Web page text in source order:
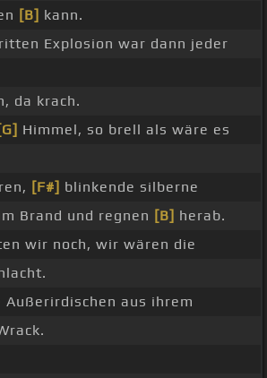
[B] kann.
Explosion war dann jeder
da krach.
[G] Himmel, so brell als wäre es
[F#] blinkende silberne
Brand und regnen [B] herab.
wir noch, wir wären die
Außerirdischen aus ihrem